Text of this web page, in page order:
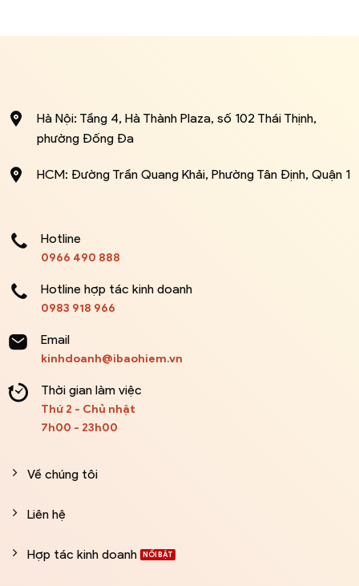
Hà Nội: Tầng 4, Hà Thành Plaza, số 102 Thái Thịnh,
phường Đống Đa
HCM: Đường Trần Quang Khải, Phường Tân Định, Quận 1
Hotline
0966 490 888
Hotline hợp tác kinh doanh
0983 918 966
Email
kinhdoanh@ibaohiem.vn
Thời gian làm việc
Thứ 2 - Chủ nhật
7h00 - 23h00
Về chúng tôi
Liên hệ
Hợp tác kinh doanh